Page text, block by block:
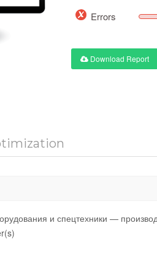
Errors
Download Report
и спецтехники —